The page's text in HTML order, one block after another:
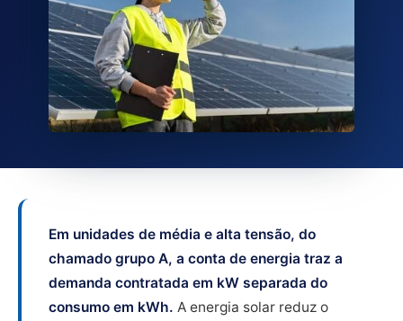
Em unidades de média e alta tensão, do
chamado grupo A, a conta de energia traz a
demanda contratada em kW separada do
consumo em kWh. A energia solar reduz o